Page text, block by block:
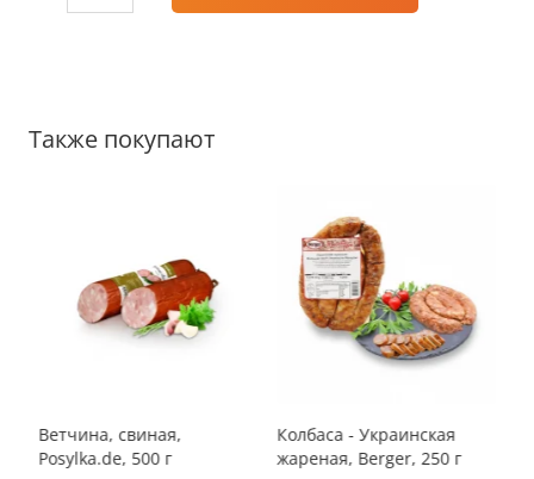
Также покупают
Ветчина, свиная,
Posylka.de, 500 г
Колбаса - Украинская
жареная, Berger, 250 г